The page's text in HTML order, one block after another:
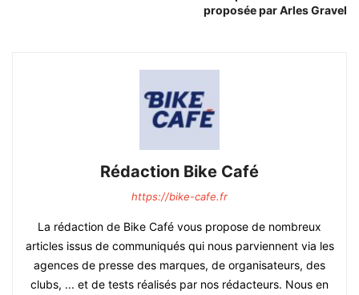
proposée par Arles Gravel
Rédaction Bike Café
https://bike-cafe.fr
La rédaction de Bike Café vous propose de nombreux
articles issus de communiqués qui nous parviennent via les
agences de presse des marques, de organisateurs, des
clubs, ... et de tests réalisés par nos rédacteurs. Nous en